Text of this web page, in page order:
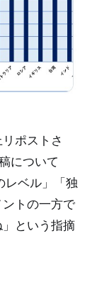
ポストさ
について
レベル」「独
トの一方で
」という指摘